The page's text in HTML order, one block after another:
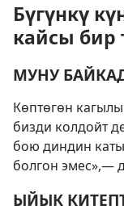
Бүгүнкү
кайсы бир
МУНУ
Көптөгөн
бизди колдойт
бою диндин
болгон эмес»,—
ЫЙЫК